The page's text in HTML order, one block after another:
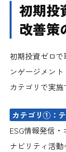
初期投
改善策
初期投資ゼロ
ンゲージメン
カテゴリで実
カテゴリ①：
ESG情報発信
ナビリティ活